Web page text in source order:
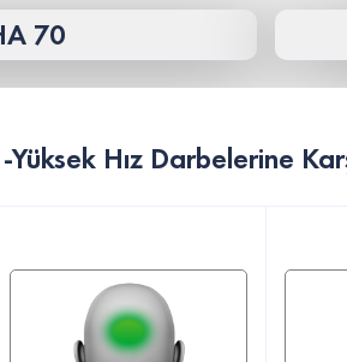
70
-Yüksek Hız Darbelerine